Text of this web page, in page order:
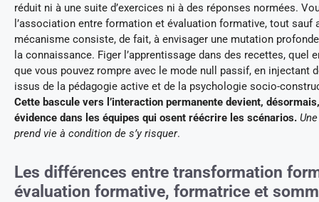
réduit ni à une suite d’exercices ni à des réponses normées.
l’association entre formation et évaluation formative, tout sauf
mécanisme consiste, de fait, à envisager une mutation
la connaissance. Figer l’apprentissage dans des recettes, quel
que vous pouvez rompre avec le mode null passif, en injectant
issus de la pédagogie active et de la psychologie socio-
Cette bascule vers l’interaction permanente devient,
évidence dans les équipes qui osent réécrire les scénarios.
prend vie à condition de s’y risquer.
Les différences entre transformation
évaluation formative, formatrice et